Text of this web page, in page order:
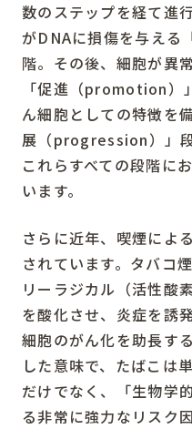
数のステップを経て進
がDNAに損傷を与え
階。その後、細胞が異
「促進（promotion）
ん細胞としての特徴を
展（progression）」段
これらすべての段階に
います。
さらに近年、喫煙によ
されています。タバコ
リーラジカル（活性酸
を酸化させ、炎症を誘
細胞のがん化を助長す
した意味で、たばこは
だけでなく、「生物学
る非常に強力なリスク